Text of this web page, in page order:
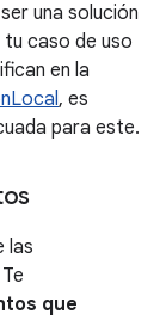
una solución
tu caso de uso
en la
, es
para este.
las
que